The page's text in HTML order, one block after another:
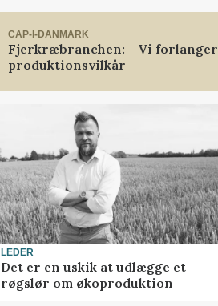
CAP-I-DANMARK
Fjerkræbranchen: - Vi
produktionsvilkår
LEDER
Det er en uskik at udlægge et
røgslør om økoproduktion